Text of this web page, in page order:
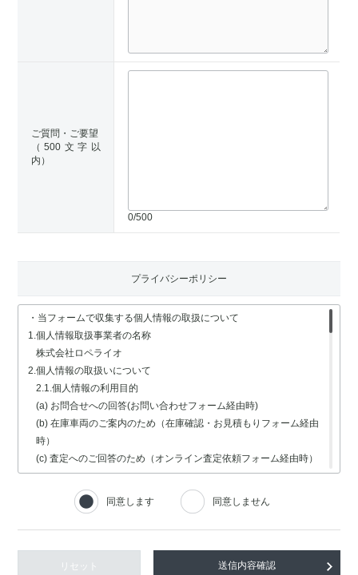
ご質問・ご要望
（500文字以
内）
0/500
プライバシーポリシー
・当フォームで収集する個人情報の取扱について
1.個人情報取扱事業者の名称
株式会社ロペライオ
2.個人情報の取扱いについて
2.1.個人情報の利用目的
(a) お問合せへの回答(お問い合わせフォーム経由時)
(b) 在庫車両のご案内のため（在庫確認・お見積もりフォーム経由
時）
(c) 査定へのご回答のため（オンライン査定依頼フォーム経由時）
(d) 車検・修理関連の回答のため（車検・修理の受付フォーム経由
(e) 採用選考業務（採用情報フォーム経由時）
2.2.個人情報の取扱いの委託
情報の安全管理が図られるよう、充分な保護水準を備えている委託
同意します 同意しません
リセット